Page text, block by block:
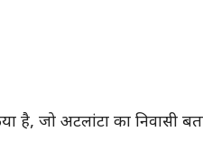
है, जो अटलांटा का निवासी